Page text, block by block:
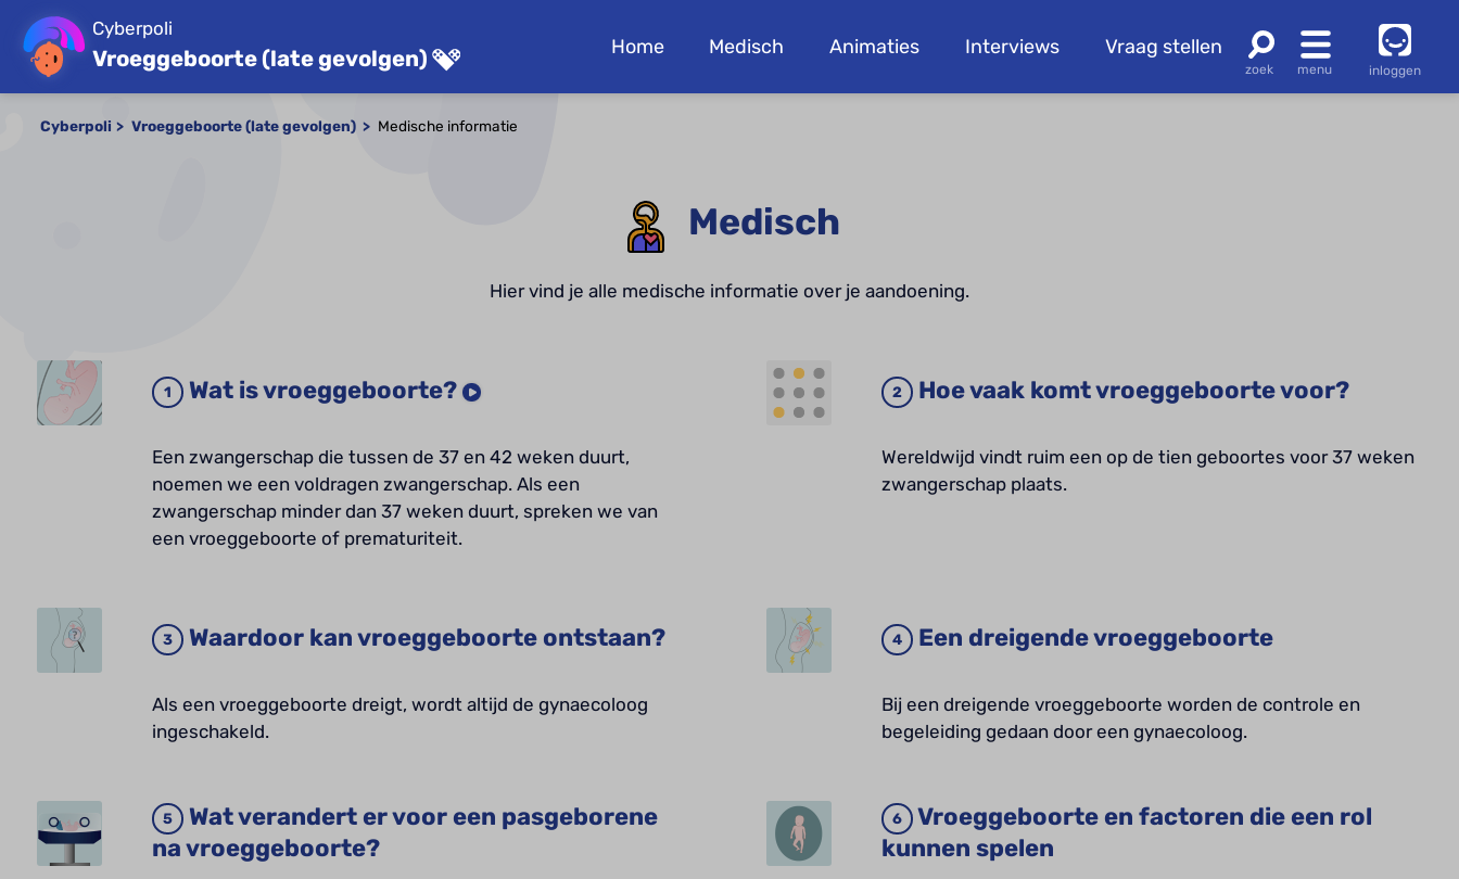
Cyberpoli
Vroeggeboorte (late gevolgen) Home Medisch Animaties Interviews Vraag stellen
inloggen
Cyberpoli Vroeggeboorte (late gevolgen) Medische informatie
Medisch
Hier vind je alle medische informatie over je aandoening.
Wat is vroeggeboorte?
Een zwangerschap die tussen de 37 en 42 weken duurt,
noemen we een voldragen zwangerschap. Als een
zwangerschap minder dan 37 weken duurt, spreken we van
een vroeggeboorte of prematuriteit.
Hoe vaak komt vroeggeboorte voor?
Wereldwijd vindt ruim een op de tien geboortes voor 37 weken
zwangerschap plaats.
Waardoor kan vroeggeboorte ontstaan?
Als een vroeggeboorte dreigt, wordt altijd de gynaecoloog
ingeschakeld.
Een dreigende vroeggeboorte
Bij een dreigende vroeggeboorte worden de controle en
begeleiding gedaan door een gynaecoloog.
Wat verandert er voor een pasgeborene
na vroeggeboorte?
Vroeggeboorte en factoren die een rol
kunnen spelen